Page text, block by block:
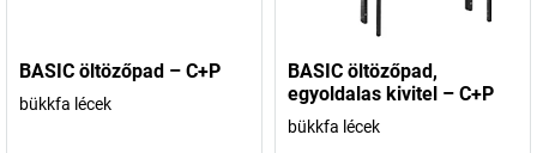
BASIC öltözőpad – C+P
bükkfa lécek
BASIC öltözőpad,
egyoldalas kivitel – C+P
bükkfa lécek